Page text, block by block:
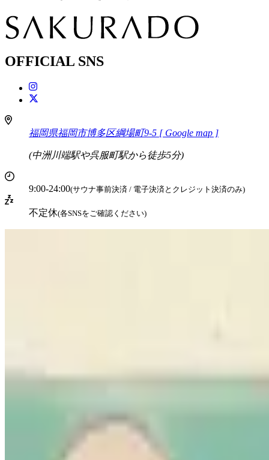
OFFICIAL SNS
福岡県福岡市博多区綱場町9-5 [ Google map ]
(中洲川端駅や呉服町駅から徒歩5分)
9:00-24:00(サウナ事前決済 / 電子決済とクレジット決済のみ)
不定休(各SNSをご確認ください)